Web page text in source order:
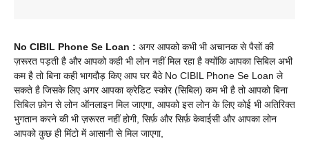
No CIBIL Phone Se Loan : अगर आपको कभी भी अचानक से पैसों की
ज़रूरत पड़ती है और आपको कही भी लोन नहीं मिल रहा है क्योंकि आपका सिबिल अभी
कम है तो बिना कही भागदौड़ किए आप घर बैठे No CIBIL Phone Se Loan ले
सकते है जिसके लिए अगर आपका क्रेडिट स्कोर (सिबिल) कम भी है तो आपको बिना
सिबिल फ़ोन से लोन ऑनलाइन मिल जाएगा, आपको इस लोन के लिए कोई भी अतिरिक्त
भुगतान करने की भी ज़रूरत नहीं होगी, सिर्फ़ और सिर्फ़ केवाईसी और आपका लोन
आपको कुछ ही मिंटो में आसानी से मिल जाएगा,